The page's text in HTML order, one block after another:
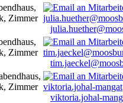
Zimmer
Zimmer
Zimmer
viktoria.johal-